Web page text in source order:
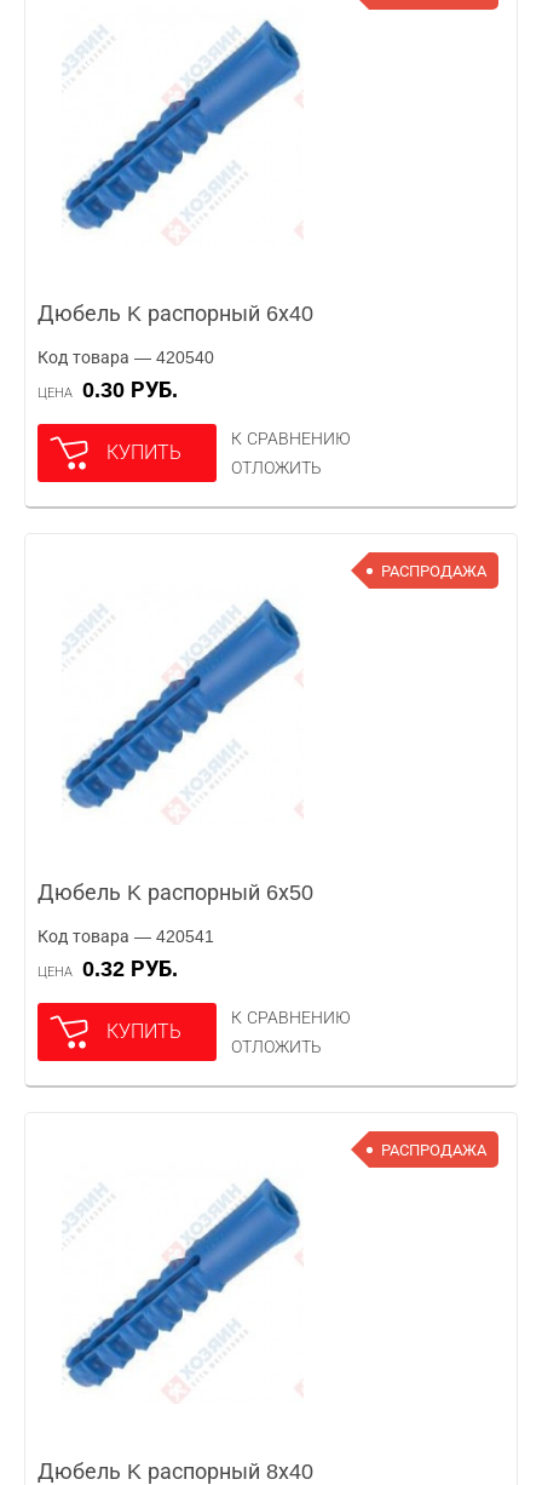
Дюбель K распорный 6х40
Код товара — 420540
ЦЕНА 0.30 РУБ.
КУПИТЬ
К СРАВНЕНИЮ
ОТЛОЖИТЬ
РАСПРОДАЖА
Дюбель K распорный 6х50
Код товара — 420541
ЦЕНА 0.32 РУБ.
КУПИТЬ
К СРАВНЕНИЮ
ОТЛОЖИТЬ
РАСПРОДАЖА
Дюбель K распорный 8х40